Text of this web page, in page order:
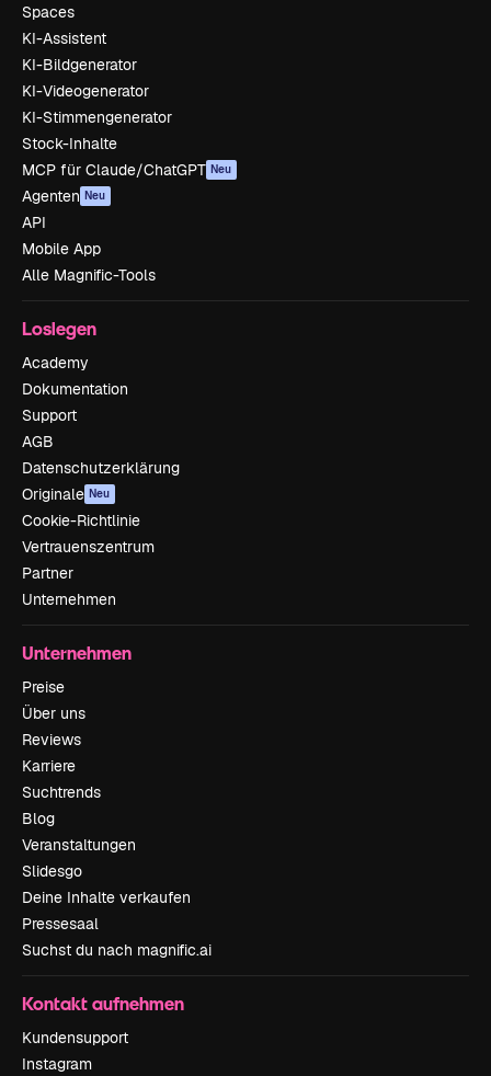
Spaces
KI-Assistent
KI-Bildgenerator
KI-Videogenerator
KI-Stimmengenerator
Stock-Inhalte
MCP für Claude/ChatGPT Neu
Agenten Neu
API
Mobile App
Alle Magnific-Tools
Loslegen
Academy
Dokumentation
Support
AGB
Datenschutzerklärung
Originale Neu
Cookie-Richtlinie
Vertrauenszentrum
Partner
Unternehmen
Unternehmen
Preise
Über uns
Reviews
Karriere
Suchtrends
Blog
Veranstaltungen
Slidesgo
Deine Inhalte verkaufen
Pressesaal
Suchst du nach magnific.ai
Kontakt aufnehmen
Kundensupport
Instagram